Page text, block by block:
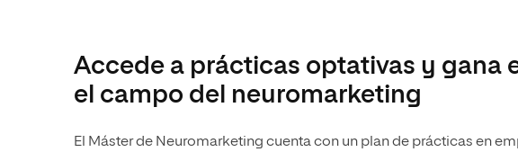
Accede a prácticas optativas y gana
el campo del neuromarketing
El Máster de Neuromarketing cuenta con un plan de prácticas en